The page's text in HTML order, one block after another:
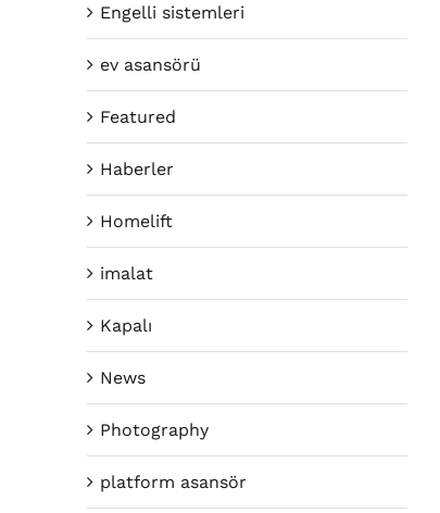
Engelli sistemleri
ev asansörü
Featured
Haberler
Homelift
imalat
Kapalı
News
Photography
platform asansör